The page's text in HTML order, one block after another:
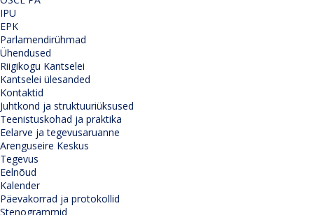
IPU
EPK
Parlamendirühmad
Ühendused
Riigikogu Kantselei
Kantselei ülesanded
Kontaktid
Juhtkond ja struktuuriüksused
Teenistuskohad ja praktika
Eelarve ja tegevusaruanne
Arenguseire Keskus
Tegevus
Eelnõud
Kalender
Päevakorrad ja protokollid
Stenogrammid